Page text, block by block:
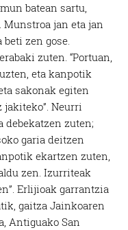
batean sartu,
Munstroa jan eta jan
zen gose.
zuten. “Portuan,
eta kanpotik
sakonak egiten
Neurri
debekatzen zuten;
garia deitzen
ekartzen zuten,
zen. Izurriteak
Erlijioak garrantzia
gaitza Jainkoaren
Antiguako San